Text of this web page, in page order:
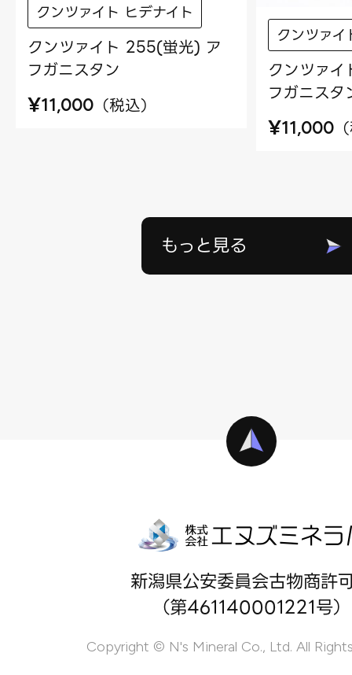
クンツァイト ヒデナイト
クンツァイト 255(蛍光) ア
フガニスタン
¥11,000 （税込）
クンツァ
クンツァ
フガニスタ
¥11,000 （
もっと見る
新潟県公安委員会古物商許
（第461140001221号）
Copyright © N's Mineral Co., Ltd. All